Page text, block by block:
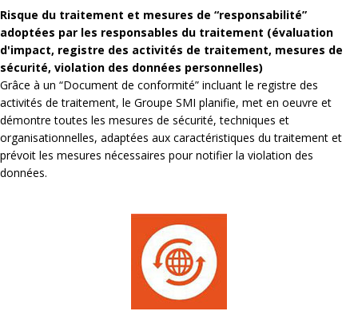
Risque du traitement et mesures de “responsabilité”
adoptées par les responsables du traitement (évaluation
d'impact, registre des activités de traitement, mesures de
sécurité, violation des données personnelles)
Grâce à un “Document de conformité” incluant le registre des
activités de traitement, le Groupe SMI planifie, met en oeuvre et
démontre toutes les mesures de sécurité, techniques et
organisationnelles, adaptées aux caractéristiques du traitement et
prévoit les mesures nécessaires pour notifier la violation des
données.